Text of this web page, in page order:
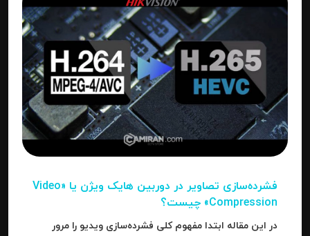
فشرده‌سازی تصاویر در دوربین‌ هایک ویژن یا «Video
Compression» چیست؟
در این مقاله ابتدا مفهوم کلی فشرده‌سازی ویدیو را مرور